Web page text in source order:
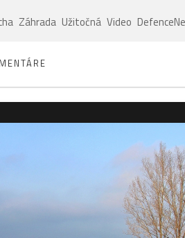
Záhrada Užitočná Video